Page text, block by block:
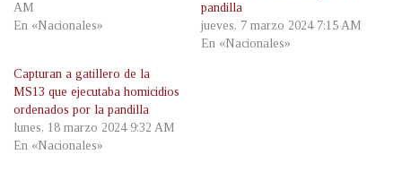
AM
En «Nacionales»
pandilla
jueves, 7 marzo 2024 7:15 AM
En «Nacionales»
Capturan a gatillero de la
MS13 que ejecutaba homicidios
ordenados por la pandilla
lunes, 18 marzo 2024 9:32 AM
En «Nacionales»